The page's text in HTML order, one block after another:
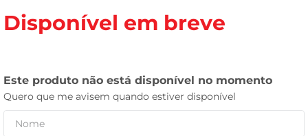
Disponível em breve
leite
tv